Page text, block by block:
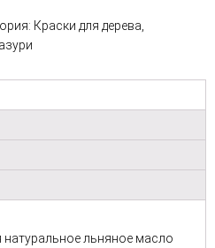
Краски для дерева,
льняное масло